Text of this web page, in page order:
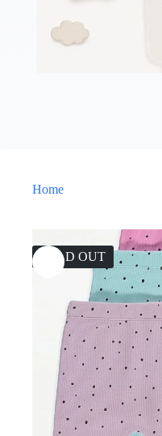
Home
SOLD OUT